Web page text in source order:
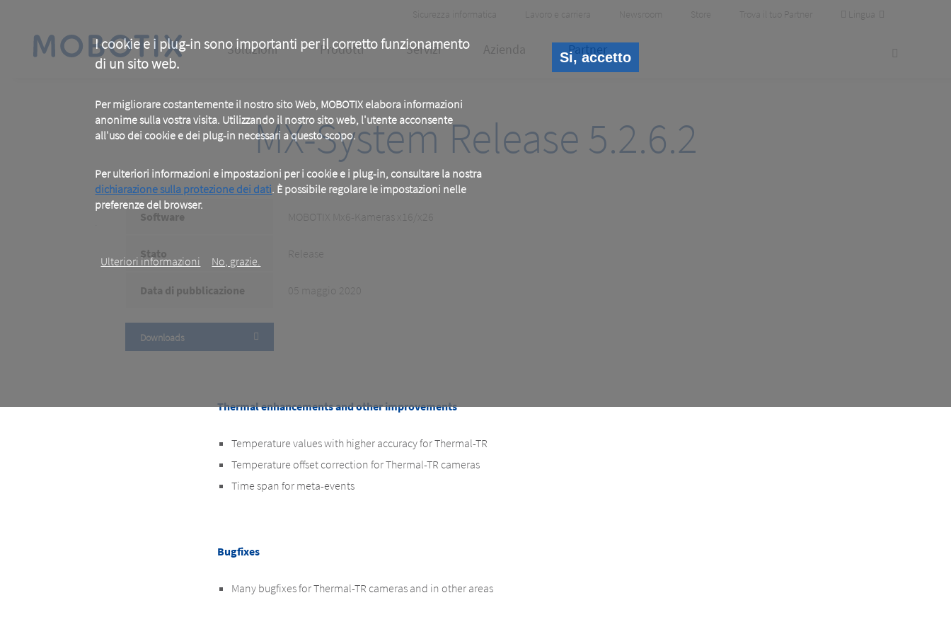
I cookie e i plug-in sono importanti per il corretto funzionamento
di un sito web.
Per migliorare costantemente il nostro sito Web, MOBOTIX elabora informazioni
anonime sulla vostra visita. Utilizzando il nostro sito web, l'utente acconsente
all'uso dei cookie e dei plug-in necessari a questo scopo.
Per ulteriori informazioni e impostazioni per i cookie e i plug-in, consultare la nostra
dichiarazione sulla protezione dei dati. È possibile regolare le impostazioni nelle
preferenze del browser.
Ulteriori informazioni No, grazie.
Si, accetto
content
Header
Meta
Sicurezza informatica Lavoro e carriera Newsroom Store Trova il tuo Partner Lingua
Main
Soluzioni Prodotti Servizi Azienda Partner
MX-System Release 5.2.6.2
Software MOBOTIX Mx6-Kameras x16/x26
Stato Release
Data di pubblicazione 05 maggio 2020
Downloads
Thermal enhancements and other improvements
Temperature values with higher accuracy for Thermal-TR
Temperature offset correction for Thermal-TR cameras
Time span for meta-events
Bugfixes
Many bugfixes for Thermal-TR cameras and in other areas